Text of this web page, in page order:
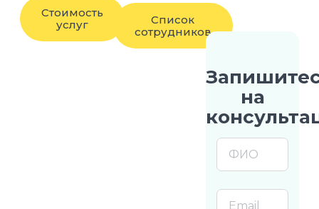
Стоимость
услуг
Список
сотрудников
на